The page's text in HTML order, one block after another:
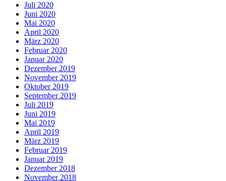
Juli 2020
Juni 2020
Mai 2020
April 2020
März 2020
Februar 2020
Januar 2020
Dezember 2019
November 2019
Oktober 2019
September 2019
Juli 2019
Juni 2019
Mai 2019
April 2019
März 2019
Februar 2019
Januar 2019
Dezember 2018
November 2018